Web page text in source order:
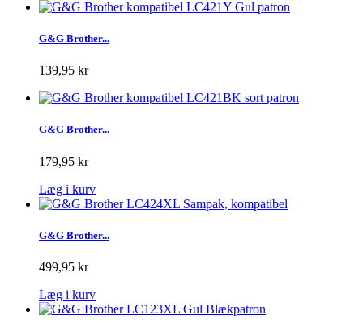
G&G Brother...
139,95 kr
G&G Brother...
179,95 kr
Læg i kurv
G&G Brother...
499,95 kr
Læg i kurv